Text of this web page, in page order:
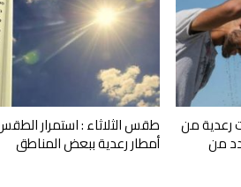
رعدية من
من
طقس الثلاثاء : استمرار
أمطار رعدية ببعض المناطق